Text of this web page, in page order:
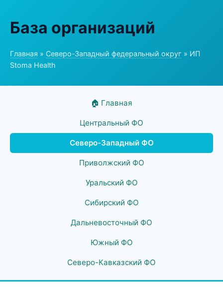
База организаций
Главная » Северо-Западный федеральный округ » ИП
Stoma Health
🏠 Главная
Центральный ФО
Северо-Западный ФО
Приволжский ФО
Уральский ФО
Сибирский ФО
Дальневосточный ФО
Южный ФО
Северо-Кавказский ФО